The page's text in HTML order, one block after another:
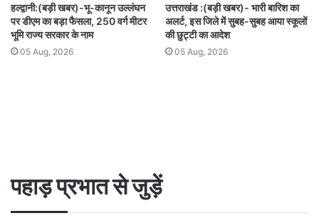
हल्द्वानी:(बड़ी खबर)-भू-कानून उल्लंघन
पर डीएम का बड़ा फैसला, 250 वर्ग मीटर
भूमि राज्य सरकार के नाम
05 Aug, 2026
उत्तराखंड :(बड़ी खबर)- भारी बारिश का
अलर्ट, इस जिले में सुबह-सुबह आया स्कूलों
की छुट्टी का आदेश
05 Aug, 2026
पहाड़ प्रभात से जुड़ें